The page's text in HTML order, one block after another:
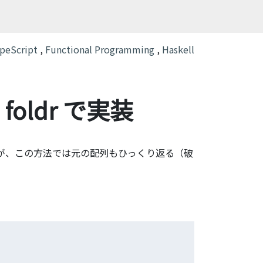
, Functional Programming , Haskell
で実装
この方法では元の配列もひっくり返る（破